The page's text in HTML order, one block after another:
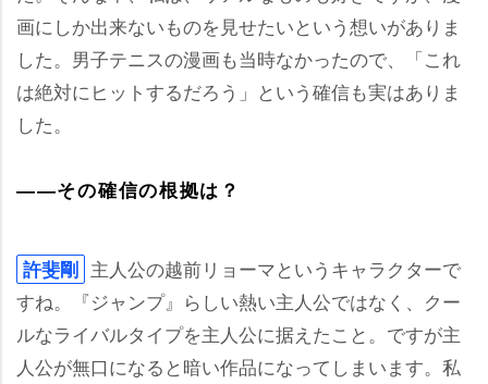
画にしか出来ないものを見せたいという想いがありま
した。男子テニスの漫画も当時なかったので、「これ
は絶対にヒットするだろう」という確信も実はありま
した。
――その確信の根拠は？
許斐剛 主人公の越前リョーマというキャラクターで
すね。『ジャンプ』らしい熱い主人公ではなく、クー
ルなライバルタイプを主人公に据えたこと。ですが主
人公が無口になると暗い作品になってしまいます。私